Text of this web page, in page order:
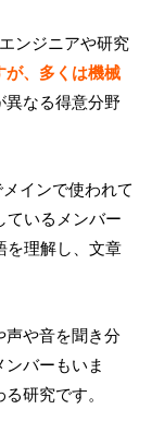
ンジニアや研究
が、多くは機械
異なる得意分野
インで使われて
ているメンバー
を理解し、文章
声や音を聞き分
バーもいま
研究です。